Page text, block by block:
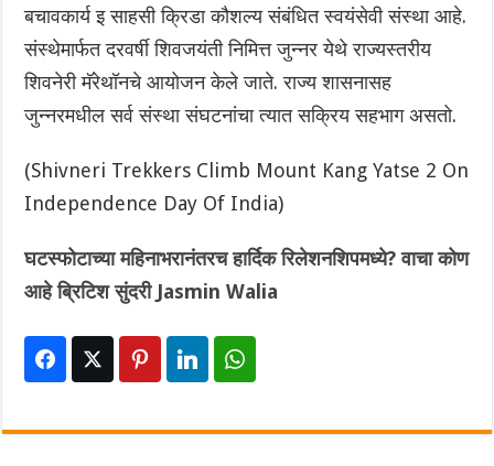
बचावकार्य इ साहसी क्रिडा कौशल्य संबंधित स्वयंसेवी संस्था आहे.‌
संस्थेमार्फत दरवर्षी शिवजयंती निमित्त जुन्नर येथे राज्यस्तरीय
शिवनेरी मॅरेथॉनचे आयोजन केले जाते. राज्य शासनासह
जुन्नरमधील सर्व संस्था संघटनांचा त्यात सक्रिय सहभाग असतो.
(Shivneri Trekkers Climb Mount Kang Yatse 2 On
Independence Day Of India)
घटस्फोटाच्या महिनाभरानंतरच हार्दिक रिलेशनशिपमध्ये? वाचा कोण
आहे ब्रिटिश सुंदरी Jasmin Walia